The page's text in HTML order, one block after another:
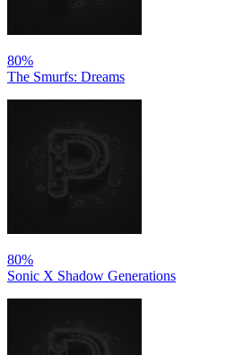
80%
The Smurfs: Dreams
80%
Sonic X Shadow Generations